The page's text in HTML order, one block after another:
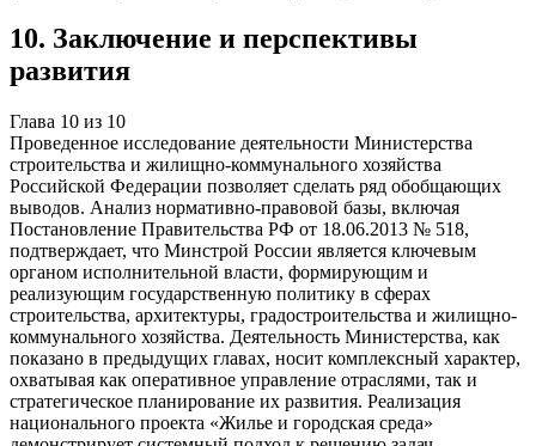
10. Заключение и перспективы
развития
Глава 10 из 10
Проведенное исследование деятельности Министерства
строительства и жилищно-коммунального хозяйства
Российской Федерации позволяет сделать ряд обобщающих
выводов. Анализ нормативно-правовой базы, включая
Постановление Правительства РФ от 18.06.2013 № 518,
подтверждает, что Минстрой России является ключевым
органом исполнительной власти, формирующим и
реализующим государственную политику в сферах
строительства, архитектуры, градостроительства и жилищно-
коммунального хозяйства. Деятельность Министерства, как
показано в предыдущих главах, носит комплексный характер,
охватывая как оперативное управление отраслями, так и
стратегическое планирование их развития. Реализация
национального проекта «Жилье и городская среда»